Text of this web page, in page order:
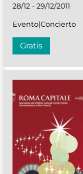
28/12 - 29/12/2011
Evento|Concierto
Gratis